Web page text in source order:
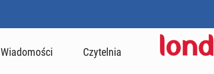
Wiadomości Czytelnia